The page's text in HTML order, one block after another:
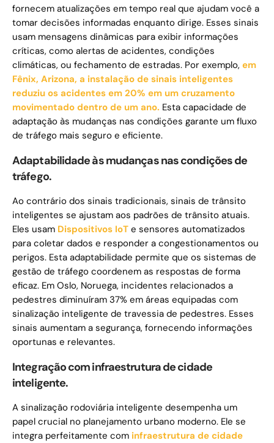
fornecem atualizações em tempo real que ajudam você a
tomar decisões informadas enquanto dirige. Esses sinais
usam mensagens dinâmicas para exibir informações
críticas, como alertas de acidentes, condições
climáticas, ou fechamento de estradas. Por exemplo, em
Fênix, Arizona, a instalação de sinais inteligentes
reduziu os acidentes em 20% em um cruzamento
movimentado dentro de um ano. Esta capacidade de
adaptação às mudanças nas condições garante um fluxo
de tráfego mais seguro e eficiente.
Adaptabilidade às mudanças nas condições de
tráfego.
Ao contrário dos sinais tradicionais, sinais de trânsito
inteligentes se ajustam aos padrões de trânsito atuais.
Eles usam Dispositivos IoT e sensores automatizados
para coletar dados e responder a congestionamentos ou
perigos. Esta adaptabilidade permite que os sistemas de
gestão de tráfego coordenem as respostas de forma
eficaz. Em Oslo, Noruega, incidentes relacionados a
pedestres diminuíram 37% em áreas equipadas com
sinalização inteligente de travessia de pedestres. Esses
sinais aumentam a segurança, fornecendo informações
oportunas e relevantes.
Integração com infraestrutura de cidade
inteligente.
A sinalização rodoviária inteligente desempenha um
papel crucial no planejamento urbano moderno. Ele se
integra perfeitamente com infraestrutura de cidade